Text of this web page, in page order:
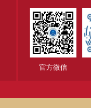
官方微信